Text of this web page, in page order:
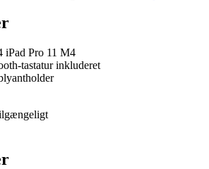
iPad Pro 11 M4
tastatur inkluderet